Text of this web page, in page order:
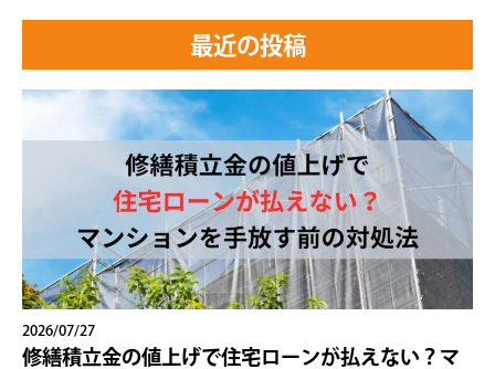
最近の投稿
2026/07/27
修繕積立金の値上げで住宅ローンが払えない？マ